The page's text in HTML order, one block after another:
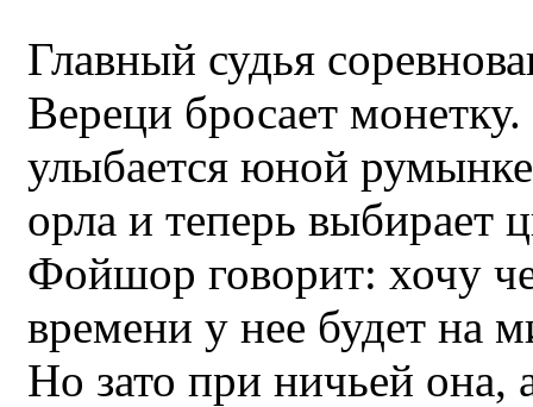
Главный судья
Вереци бросает монетку.
улыбается юной
орла и теперь выбирает
Фойшор говорит: хочу
времени у нее будет на
Но зато при ничьей она,